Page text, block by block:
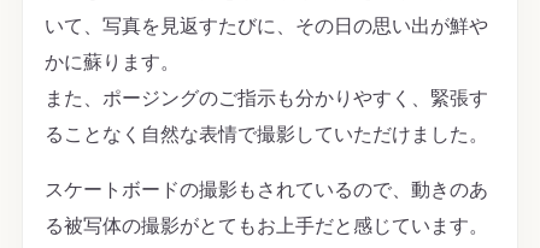
いて、写真を見返すたびに、その日の思い出が鮮や
かに蘇ります。
また、ポージングのご指示も分かりやすく、緊張す
ることなく自然な表情で撮影していただけました。
スケートボードの撮影もされているので、動きのあ
る被写体の撮影がとてもお上手だと感じています。